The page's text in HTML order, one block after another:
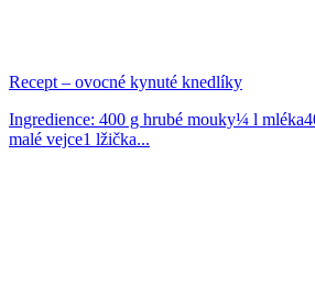
Recept – ovocné kynuté knedlíky
Ingredience: 400 g hrubé mouky¼ l
malé vejce1 lžička...